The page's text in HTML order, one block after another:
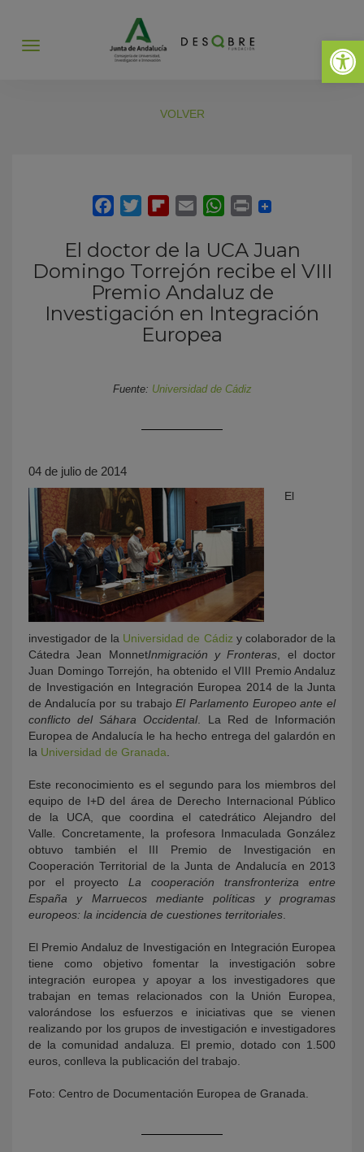
Abrir
Abrir
VOLVER
El doctor de la UCA Juan
Domingo Torrejón recibe el VIII
Premio Andaluz de
Investigación en Integración
Europea
Fuente: Universidad de Cádiz
04 de julio de 2014
El
investigador de la Universidad de Cádiz y colaborador de la
Cátedra Jean MonnetInmigración y Fronteras , el doctor
Juan Domingo Torrejón, ha obtenido el VIII Premio Andaluz
de Investigación en Integración Europea 2014 de la Junta
de Andalucía por su trabajoEl Parlamento Europeo ante el
conflicto del Sáhara Occidental. La Red de Información
Europea de Andalucía le ha hecho entrega del galardón en
la Universidad de Granada
Este reconocimiento es el segundo para los miembros del
equipo de I+D del área de Derecho Internacional Público
de la UCA, que coordina el catedrático Alejandro del
Valle .Concretamente, la profesora Inmaculada González
obtuvo también el III Premio de Investigación en
Cooperación Territorial de la Junta de Andalucía en 2013
por el proyecto La cooperación transfronteriza entre
España y Marruecos mediante políticas y programas
europeos: la incidencia de cuestiones territoriales
El Premio Andaluz de Investigación en Integración Europea
tiene como objetivo fomentar la investigación sobre
integración europea y apoyar a los investigadores que
trabajan en temas relacionados con la Unión Europea,
valorándose los esfuerzos e iniciativas que se vienen
realizando por los grupos de investigación e investigadores
de la comunidad andaluza. El premio, dotado con 1.500
euros, conlleva la publicación del trabajo.
Foto: Centro de Documentación Europea de Granada.